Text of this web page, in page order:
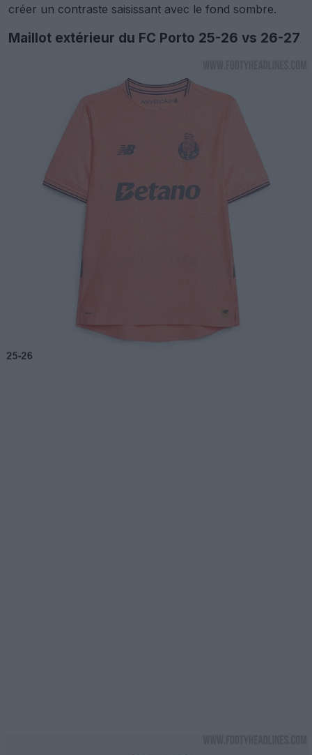
créer un contraste saisissant avec le fond sombre.
Maillot extérieur du FC Porto 25-26 vs 26-27